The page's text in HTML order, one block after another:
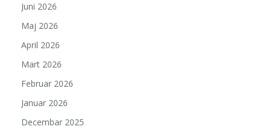
Juni 2026
Maj 2026
April 2026
Mart 2026
Februar 2026
Januar 2026
Decembar 2025